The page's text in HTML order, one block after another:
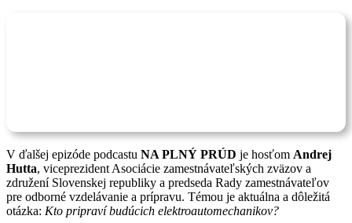
V ďalšej epizóde podcastu NA PLNÝ PRÚD je hosťom Andrej
Hutta, viceprezident Asociácie zamestnávateľských zväzov a
združení Slovenskej republiky a predseda Rady zamestnávateľov
pre odborné vzdelávanie a prípravu. Témou je aktuálna a dôležitá
otázka: Kto pripraví budúcich elektroautomechanikov?